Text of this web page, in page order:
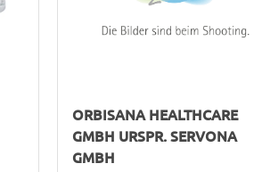
ORBISANA HEALTHCARE
GMBH URSPR. SERVONA
GMBH